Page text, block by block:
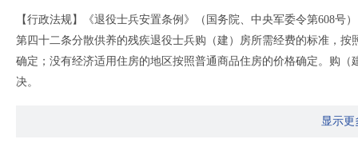
【行政法规】《退役士兵安置条例》（国务院、中央军委令第608号）
第四十二条分散供养的残疾退役士兵购（建）房所需经费的标准，
确定；没有经济适用住房的地区按照普通商品住房的价格确定。购
决。
本人。《伤病残士兵退役交接安置工作规程（试行）》（民办发显示更